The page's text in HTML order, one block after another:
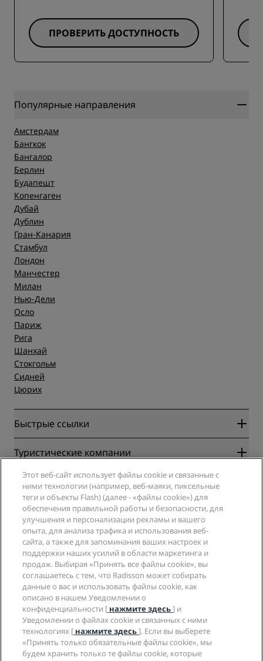
ПРОВЕРИТЬ ДОСТУПНОСТЬ
Популярные направления
Амстердам
Бангкок
Бангалор
Берлин
Будапешт
Копенгаген
Дубай
Дублин
Гран-Канария
Стамбул
Лондон
Манчестер
Милан
Нью-Дели
Осло
Париж
Рига
Шанхай
Стокгольм
Сидней
Цюрих
Быстрые ссылки
Radisson Rewards
Гарантия лучшей цены онлайн
Blog
Направления
Новые и будущие отели
Приложение Radisson Hotels
Отели со статусом Sports Approved
Отели для семейного отдыха
Охрана здоровья и безопасность
Туристические компании
Партнеры
Турагенты
Компания
Radisson Hotel Group
СМИ
Вакансии в RHG
Вакансии в PPHE
Вакансии в EHL
The Club by RHG
Возможности развития
Социально ответственный бизнес
Закупки
Юридическая информация
Центр конфиденциальности
Правовая оговорка
Условия и положения программы Radisson Rewards
Соглашение о пользовании сайтом
Цифровая доступность
Заявление о современном рабстве
Помощь
Уведомления для клиентов
Контактная информация
Часто задаваемые вопросы
Карта сайта
Социальные сети
Бренды Radisson Hotels
Этот веб-сайт использует файлы cookie и связанные с
ними технологии (например, веб-маяки, пиксельные
теги и объекты Flash) (далее - «файлы cookie») для
обеспечения правильной работы и безопасности, для
улучшения и персонализации рекламы и вашего
опыта, для анализа трафика и использования веб-
сайта, а также для запоминания ваших настроек и
поддержки наших усилий в области маркетинга и
продаж. Выбирая «Принять все файлы cookie», вы
соглашаетесь с тем, что Radisson может собирать
данные о вас и использовать файлы cookie, как
описано в нашем Уведомлении о
конфиденциальности [ нажмите здесь] и
Уведомлении о файлах cookie и связанных с ними
технологиях [ нажмите здесь]. Если вы выберете
«Принять только обязательные файлы cookie», мы
будем хранить только те файлы cookie, которые